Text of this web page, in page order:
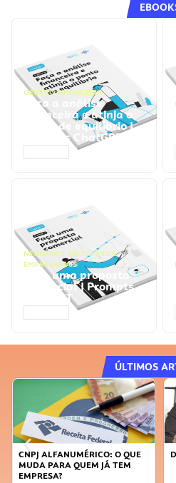
GESTÃO FINANCEIRA
Faça a análise
financeira e atinja o
ponto de equilíbrio |
Prompts ChatGPT
NEGÓCIOS, PROCESSOS
EMPRESARIAIS
Faça uma proposta
comercial | Prompts
ChatGPT
ÚLTIMOS
CNPJ ALFANUMÉRICO: O QUE
MUDA PARA QUEM JÁ TEM
EMPRESA?